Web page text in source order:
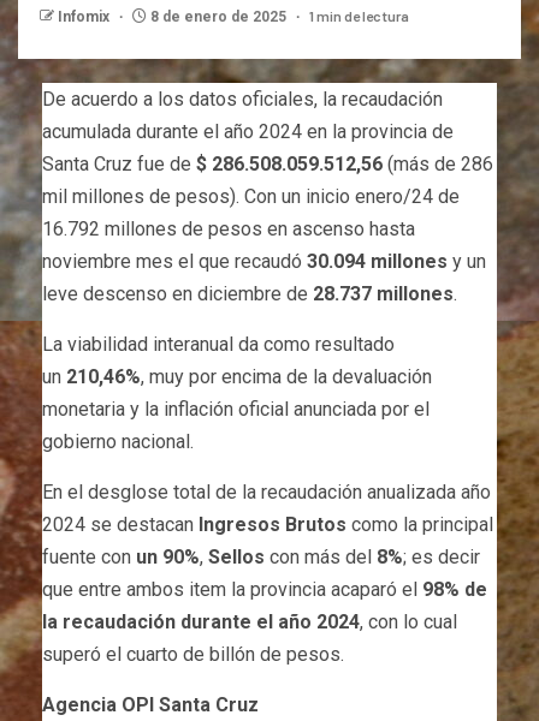
Infomix 8 de enero de 2025 1 min de lectura
De acuerdo a los datos oficiales, la recaudación
acumulada durante el año 2024 en la provincia de
Santa Cruz fue de $ 286.508.059.512,56 (más de 286
mil millones de pesos). Con un inicio enero/24 de
16.792 millones de pesos en ascenso hasta
noviembre mes el que recaudó 30.094 millones y un
leve descenso en diciembre de 28.737 millones.
La viabilidad interanual da como resultado
un 210,46%, muy por encima de la devaluación
monetaria y la inflación oficial anunciada por el
gobierno nacional.
En el desglose total de la recaudación anualizada año
2024 se destacan Ingresos Brutos como la principal
fuente con un 90%, Sellos con más del 8%; es decir
que entre ambos item la provincia acaparó el 98% de
la recaudación durante el año 2024, con lo cual
superó el cuarto de billón de pesos.
Agencia OPI Santa Cruz